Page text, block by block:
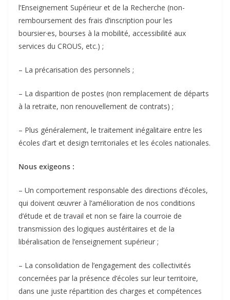
l’Enseignement Supérieur et de la Recherche (non-
remboursement des frais d’inscription pour les
boursier·es, bourses à la mobilité, accessibilité aux
services du CROUS, etc.) ;
– La précarisation des personnels ;
– La disparition de postes (non remplacement de départs
à la retraite, non renouvellement de contrats) ;
– Plus généralement, le traitement inégalitaire entre les
écoles d’art et design territoriales et les écoles nationales.
Nous exigeons :
– Un comportement responsable des directions d’écoles,
qui doivent œuvrer à l’amélioration de nos conditions
d’étude et de travail et non se faire la courroie de
transmission des logiques austéritaires et de la
libéralisation de l’enseignement supérieur ;
– La consolidation de l’engagement des collectivités
concernées par la présence d’écoles sur leur territoire,
dans une juste répartition des charges et compétences